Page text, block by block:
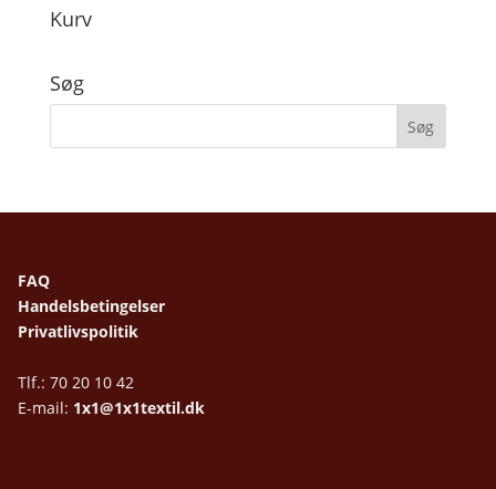
Kurv
Søg
FAQ
Handelsbetingelser
Privatlivspolitik
Tlf.: 70 20 10 42
E-mail: 1x1@1x1textil.dk